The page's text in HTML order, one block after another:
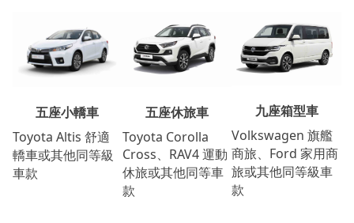
五座小轎車
Toyota Altis 舒適
轎車或其他同等級
車款
五座休旅車
Toyota Corolla
Cross、RAV4 運動
休旅或其他同等車
款
九座箱型車
Volkswagen 旗艦
商旅、Ford 家用商
旅或其他同等級車
款